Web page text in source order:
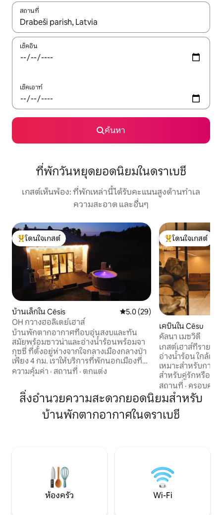
สถานที่
ใช้ลูกศรขึ้นลง หรือใช้การสัมผัสหรือปัด เพื่อสำรวจผลการค้นหา
เช็คอิน
เช็คเอาท์
ค้นหา
ที่พักวันหยุดยอดนิยมในดราเบชี
เกสต์เห็นพ้อง: ที่พักเหล่านี้ได้รับคะแนนสูงด้านทำเล
ความสะอาด และอื่นๆ
โดนใจเกสต์ที่สุด
โดนใจเกสต์
บ้านเล็กใน Cēsis คะแนนเฉลี่ย 5.0 จาก 5, 29 รีวิว
5.0 (29)
OH กวางฮอลิเดย์เฮาส์
บ้านพักตากอากาศที่อบอุ่นสงบและทัน
สมัยพร้อมซาวน่าและอ่างน้ำร้อนพร้อมจา
กุซซี่ ที่ตั้งอยู่ห่างจากใจกลางเมืองกลางป่า
เพียง 4 กม. เราให้บริการที่พักนอกเมืองที่
สะดวกสบายและเงียบสงบ ฮอลิเดย์เฮาส์มี
ร้อนเครื่องปรับอากาศห้องครัวที่มีอุปกรณ์
ครบครันห้องสุขาฝักบัวสมาร์ททีวีที่จอดรถ
และโซฟาแบบพับเก็บได้ตั้งอยู่ในห้องนั่งเล่น
ความคุ้มค่า · สถานที่ · ตกแต่ง
โดนใจเกสต์ที่สุด
โดนใจเกสต์
เคบินใน Cēsu
คัลนา เมซวิดี
เกสต์เฮาส์ที่รายล้
อ่างน้ำร้อน ใกล้เมื
เหมาะสำหรับการ
สำหรับคู่รักหรือกลุ่
Kalna Mežvidi เป็
ทันสมัยในส่วนที่สว
เม่ ใกล้กับเซซิส ใกล้
จินตนาการถึงสถา
สถานที่ · ครอบครัว
สิ่งอำนวยความสะดวกยอดนิยมสำหรับ
บ้านพักตากอากาศในดราเบชี
ห้องครัว Wi-Fi